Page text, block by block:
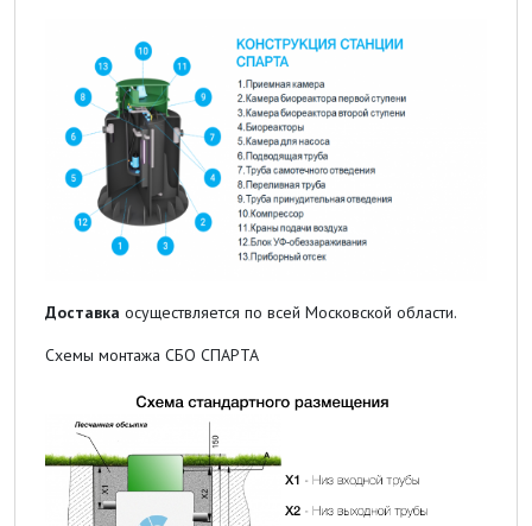
Доставка осуществляется по всей Московской области.
Схемы монтажа СБО СПАРТА